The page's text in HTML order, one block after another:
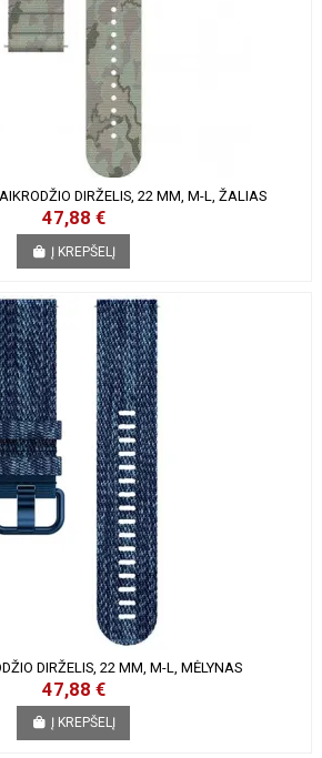
DIRŽELIS, 22 MM, M-L, ŽALIAS
47,88 €
Į KREPŠELĮ
DIRŽELIS, 22 MM, M-L, MĖLYNAS
47,88 €
Į KREPŠELĮ